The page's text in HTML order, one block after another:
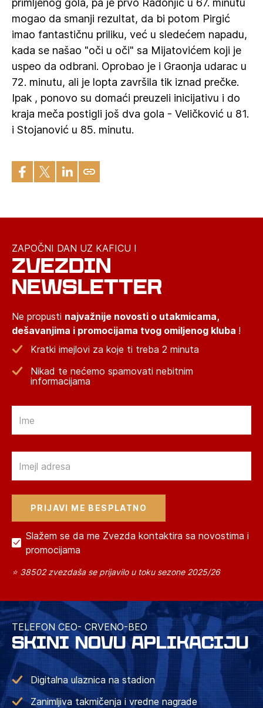
primljenog gola, pa je prvo Radonjić u 67. minutu
mogao da smanji rezultat, da bi potom Pirgić
imao fantastičnu priliku, već u sledećem napadu,
kada se našao "oči u oči" sa Mijatovićem koji je
uspeo da odbrani. Oprobao je i Graonja udarac u
72. minutu, ali je lopta završila tik iznad prečke.
Ipak , ponovo su domaći preuzeli inicijativu i do
kraja meča postigli još dva gola - Veličković u 81.
i Stojanović u 85. minutu.
ZAPOČNI DAN UZ KAFICU I
ZVEZDIN
NEWSLETTER
Ne propusti najvažnije novosti o utakmicama,
dešavanjima i promocijama tvog omiljenog kluba !
Kratki imejlovi za koje ti treba 2 minuta
Nikad te nećemo spamovati nebitnim
informacijama
Slažem se da me Zvezda kontaktira sa novostima i
promocijama
⭐ 38502 zvezdaša se prijavilo u toku sezone 2025/26
TELEFON CEO- CRVENO-BEO
SKINI NOVU APLIKACIJU
Digitalna ulaznica na stadion
Zanimljiva takmičenja i vredne nagrade